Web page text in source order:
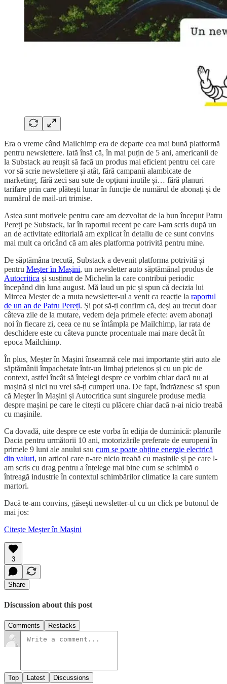
Era o vreme când Mailchimp era de departe cea mai bună platformă
pentru newslettere. Iată însă că, în mai puțin de 5 ani, americanii de
la Substack au reușit să facă un produs mai eficient pentru cei care
vor să scrie newslettere și atât, fără campanii alambicate de
marketing, fără zeci sau sute de opțiuni inutile și… fără planuri
tarifare prin care plătești lunar în funcție de numărul de abonați și de
numărul de mail-uri trimise.
Astea sunt motivele pentru care am dezvoltat de la bun început Patru
Pereți pe Substack, iar în raportul recent pe care l-am scris după un
an de activitate editorială am explicat în detaliu de ce sunt convins
mai mult ca oricând că am ales platforma potrivită pentru mine.
De săptămâna trecută, Substack a devenit platforma potrivită și
pentru Meșter în Mașini, un newsletter auto săptămânal produs de
Autocritica și susținut de Michelin la care contribui periodic
începând din luna august. Mă laud un pic și spun că decizia lui
Mircea Meșter de a muta newsletter-ul a venit ca reacție la raportul
de un an de Patru Pereți. Și pot să-ți confirm că, deși au trecut doar
câteva zile de la mutare, vedem deja primele efecte: avem abonați
noi în fiecare zi, ceea ce nu se întâmpla pe Mailchimp, iar rata de
deschidere este cu câteva puncte procentuale mai mare decât în
epoca Mailchimp.
În plus, Meșter în Mașini înseamnă cele mai importante știri auto ale
săptămânii împachetate într-un limbaj prietenos și cu un pic de
context, astfel încât să înțelegi despre ce vorbim chiar dacă nu ai
mașină și nici nu vrei să-ți cumperi una. De fapt, îndrăznesc să spun
că Meșter în Mașini și Autocritica sunt singurele produse media
despre mașini pe care le citești cu plăcere chiar dacă n-ai nicio treabă
cu mașinile.
Ca dovadă, uite despre ce este vorba în ediția de duminică: planurile
Dacia pentru următorii 10 ani, motorizările preferate de europeni în
primele 9 luni ale anului sau cum se poate obține energie electrică
din valuri, un articol care n-are nicio treabă cu mașinile și pe care l-
am scris cu drag pentru a înțelege mai bine cum se schimbă o
întreagă industrie în contextul schimbărilor climatice la care suntem
martori.
Dacă te-am convins, găsești newsletter-ul cu un click pe butonul de
mai jos:
Citește Meșter în Mașini
3
Share
Discussion about this post
Comments Restacks
Top Latest Discussions